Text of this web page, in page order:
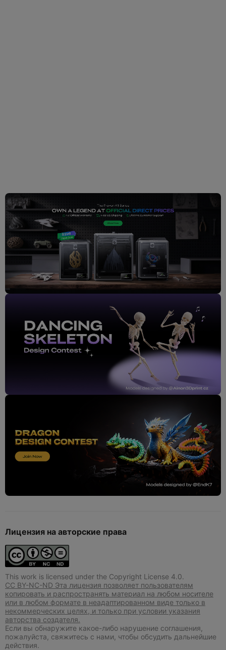
Лицензия на авторские права
This work is licensed under the Copyright License 4.0.
CC BY-NC-ND Эта лицензия позволяет пользователям
копировать и распространять материал на любом носителе
или в любом формате в неадаптированном виде только в
некоммерческих целях, и только при условии указания
авторства создателя.
Если вы обнаружите какое-либо нарушение соглашения,
пожалуйста, свяжитесь с нами, чтобы обсудить дальнейшие
действия.